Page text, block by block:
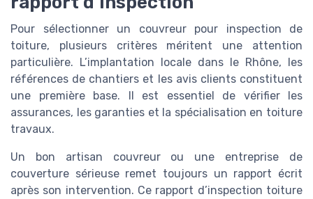
Pour sélectionner un couvreur pour inspection de
toiture, plusieurs critères méritent une attention
particulière. L’implantation locale dans le Rhône, les
références de chantiers et les avis clients constituent
une première base. Il est essentiel de vérifier les
assurances, les garanties et la spécialisation en toiture
travaux.
Un bon artisan couvreur ou une entreprise de
couverture sérieuse remet toujours un rapport écrit
après son intervention. Ce rapport d’inspection toiture